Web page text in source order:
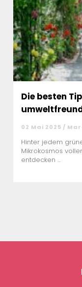
Die besten
02 Mai 2025 /
Hinter jedem
Mikrokosmos
entdecken ...